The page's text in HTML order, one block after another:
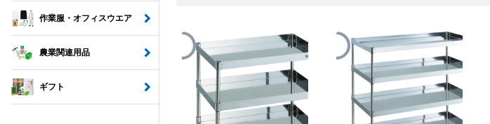
作業服・オフィスウエア
農業関連用品
ギフト